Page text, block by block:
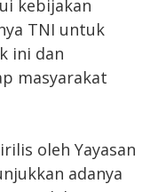
kebijakan
TNI untuk
ini dan
masyarakat
oleh Yayasan
adanya